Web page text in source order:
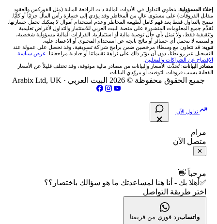
اكس تي بي XTB
انتراكتيف بروكرز IBKR
شركات تداول في الأردن
شركات تداول في العراق
شركات تداول في فلسطين
🇶🇦 بورصة قطر
🇯🇴 بورصة عمّان
🇧🇭 بورصة البحرين
فحص الأسهم الأمريكية الشرعي
📋 جميع الأسهم
🕌 الأسهم الحلال
👨‍🏫 العلماء والهيئات الشرعية
📊 حاسبة قيمة النقطة
💰 حاسبة ربح الفوركس
📌 حاسبة النقاط المحورية
📏 حاسبة حجم المركز
📈 حاسبة عائد التداول
📊 حاسبة الربح التراكمي
🧮 حاسبة متوسط سعر السهم
📅 التقويم الاقتصادي
🕐 أوقات عمل السوق
✍️ اكتب تحليلك
🥇 سعر الذهب اليوم
🥇 أسعار الذهب والمعادن
💱 أسعار العملات والفوركس
💵 سعر الريال السعودي في مصر
📅 المؤشرات الاقتصادية
من نحن
تواصل معنا
فريق المؤلفين
مقالات تعليمية
سياسة تقييم الشركات
الإبلاغ عن شركة نصابة
شروط الاستخدام
سياسة الخصوصية
إخلاء المسؤولية: ينطوي التداول في الأدوات المالية ذات الرافعة المالية (مثل الفوركس والعقود
مقابل الفروقات) على مستوى عالٍ من المخاطر وقد يؤدي إلى خسارة رأس المال جزئيًا أو كليًا.
ننصح بالتداول فقط بعد فهم كامل لطبيعة المخاطر وعدم استخدام أموال لا يمكنك تحمل خسارتها.
تُقدَّم جميع المعلومات المنشورة على منصة البيت العربي للاستثمار والتداول لأغراض تعليمية
وتثقيفية فقط، ولا تمثل بأي حال توصية مالية أو استثمارية. القرارات المالية مسؤولية شخصية،
والمنصة لا تتحمل أي خسائر أو نتائج ناتجة عن استخدام المحتوى أو الاعتماد عليه.
تنويه: قد نتعاون مع وسطاء مرخصين ضمن برامج شراكة تسويقية، وقد نحصل على عمولة عند
التسجيل عبر روابطنا، دون أن يؤثر ذلك على نزاهة تقييماتنا أو حيادية مراجعاتنا. عرض سياسة
الإفصاح عن الشراكات والمعلنين
مصادر البيانات: تُحدَّث الأسعار والبيانات من مصادر مالية موثوقة، وقد تختلف قليلاً عن الأسعار
الفعلية بسبب فروقات التوقيت أو مزوّدي البيانات.
جميع الحقوق محفوظة © 2026 البيت العربي · Arabix Ltd, UK
تداول الآن
مرام
متصل الآن
✕
مرحباً 👋
✅أهلا بك - أنا هنا لمساعدتك ما هو سؤالك باختصار؟؟
اختر طريقة التواصل
واتسابرد فوري من فريقنا